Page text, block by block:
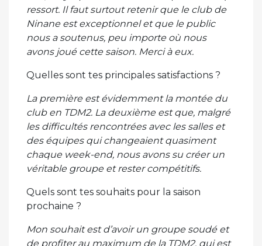
ressort. Il faut surtout retenir que le club de
Ninane est exceptionnel et que le public
nous a soutenus, peu importe où nous
avons joué cette saison. Merci à eux.
Quelles sont tes principales satisfactions ?
La première est évidemment la montée du
club en TDM2. La deuxième est que, malgré
les difficultés rencontrées avec les salles et
des équipes qui changeaient quasiment
chaque week-end, nous avons su créer un
véritable groupe et rester compétitifs.
Quels sont tes souhaits pour la saison
prochaine ?
Mon souhait est d’avoir un groupe soudé et
de profiter au maximum de la TDM2, qui est